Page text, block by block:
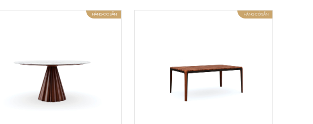
HÀNG CÓ SẴN HÀNG CÓ SẴN